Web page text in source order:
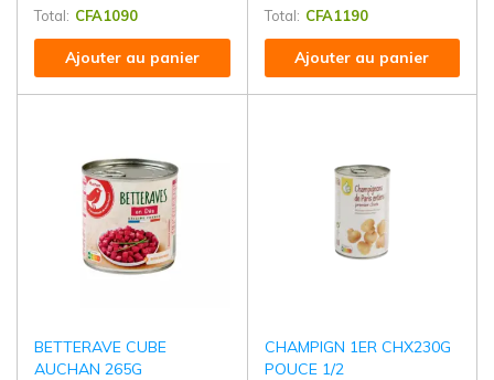
Total: CFA1090
Ajouter au panier
Total: CFA1190
Ajouter au panier
BETTERAVE CUBE
AUCHAN 265G
CHAMPIGN 1ER CHX230G
POUCE 1/2